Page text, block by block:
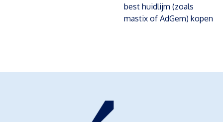
best huidlijm (zoals
mastix of AdGem) kopen